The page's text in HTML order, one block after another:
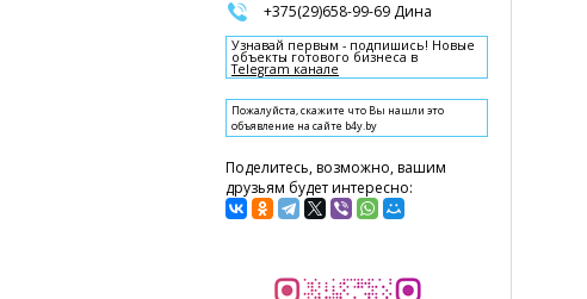
+375(29)658-99-69 Дина
Узнавай первым - подпишись! Новые
объекты готового бизнеса в
Telegram канале
Пожалуйста, скажите что Вы нашли это
объявление на сайте b4y.by
Поделитесь, возможно, вашим
друзьям будет интересно: